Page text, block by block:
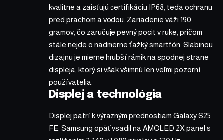
kvalitne a zaisťujú certifikáciu IP68, teda ochranu
pred prachom a vodou. Zariadenie váži 190
gramov, čo zaručuje pevný pocit v ruke, pričom
stále nejde o nadmerne ťažký smartfón. Slabinou
dizajnu je mierne hrubší rámik na spodnej strane
displeja, ktorý si však všimnú len veľmi pozorní
používatelia.
Displej a technológia
Displej patrí k výrazným prednostiam Galaxy S25
FE. Samsung opäť vsadil na AMOLED 2X panel s